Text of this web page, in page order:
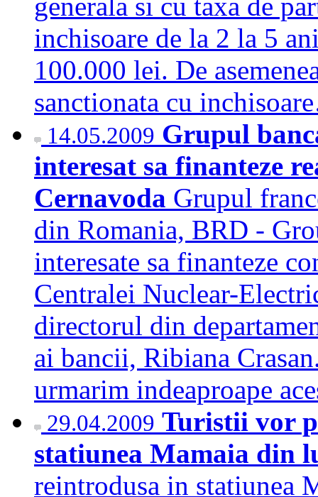
inchisoare de la 2 la 5
100.000 lei. De
sanctionata cu
14.05.2009 Grupul
interesat sa finanteze
Cernavoda Grupul
din Romania, BRD -
interesate sa finanteze
Centralei Nuclear-
directorul din
ai bancii, Ribiana
urmarim indeaproape
29.04.2009 Turistii vor
statiunea Mamaia din
reintrodusa in statiunea